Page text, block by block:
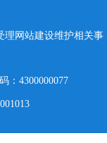
理网站建设维护相关事
：4300000077